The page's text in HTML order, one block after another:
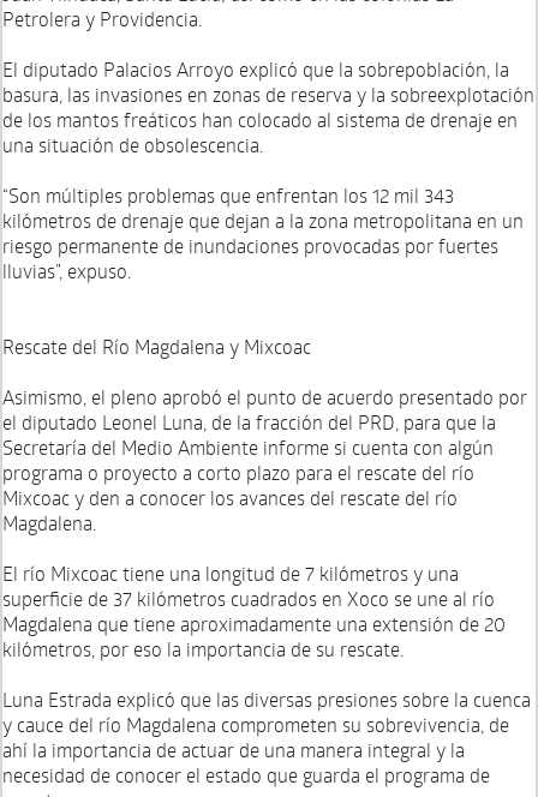
Petrolera y Providencia.
El diputado Palacios Arroyo explicó que la sobrepoblación, la
basura, las invasiones en zonas de reserva y la sobreexplotación
de los mantos freáticos han colocado al sistema de drenaje en
una situación de obsolescencia.
“Son múltiples problemas que enfrentan los 12 mil 343
kilómetros de drenaje que dejan a la zona metropolitana en un
riesgo permanente de inundaciones provocadas por fuertes
lluvias”, expuso.
Rescate del Río Magdalena y Mixcoac
Asimismo, el pleno aprobó el punto de acuerdo presentado por
el diputado Leonel Luna, de la fracción del PRD, para que la
Secretaría del Medio Ambiente informe si cuenta con algún
programa o proyecto a corto plazo para el rescate del río
Mixcoac y den a conocer los avances del rescate del río
Magdalena.
El río Mixcoac tiene una longitud de 7 kilómetros y una
superficie de 37 kilómetros cuadrados en Xoco se une al río
Magdalena que tiene aproximadamente una extensión de 20
kilómetros, por eso la importancia de su rescate.
Luna Estrada explicó que las diversas presiones sobre la cuenca
y cauce del río Magdalena comprometen su sobrevivencia, de
ahí la importancia de actuar de una manera integral y la
necesidad de conocer el estado que guarda el programa de